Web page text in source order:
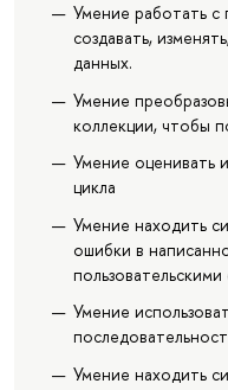
Умение работать с
создавать,
данных.
Умение
коллекции, чтобы
Умение оценивать
цикла
Умение находить
ошибки в
Умение
Умение находить